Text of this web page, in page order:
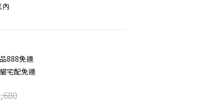
內
888免運
宅配免運